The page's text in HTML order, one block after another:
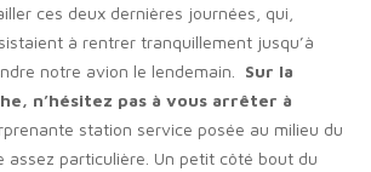
ces deux dernières journées, qui,
à rentrer tranquillement jusqu’à
notre avion le lendemain. Sur la
n’hésitez pas à vous arrêter à
station service posée au milieu du
assez particulière. Un petit côté bout du